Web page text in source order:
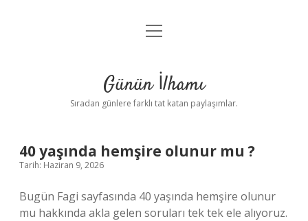
Anasayfa
Yasal Uyarı
menüyü
Günün İlhamı
Sıradan günlere farklı tat katan paylaşımlar.
40 yaşında hemşire olunur mu ?
Tarih: Haziran 9, 2026
Bugün Fagi sayfasında 40 yaşında hemşire olunur
mu hakkında akla gelen soruları tek tek ele alıyoruz.